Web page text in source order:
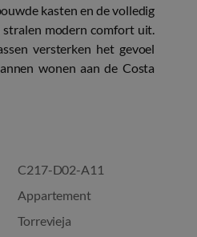
kasten en de volledig
stralen modern comfort uit.
versterken het gevoel
wonen aan de Costa
C217-D02-A11
Appartement
Torrevieja